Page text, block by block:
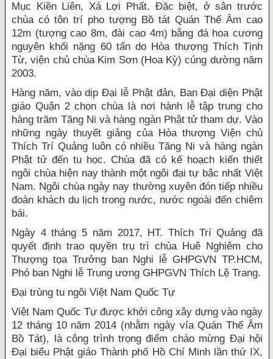
Mục Kiền Liên, Xá Lợi Phất. Đặc biệt, ở sân trước
chùa có tôn trí pho tượng Bồ tát Quán Thế Âm cao
12m (tượng cao 8m, đài cao 4m) bằng đá hoa cương
nguyên khối nặng 60 tấn do Hòa thượng Thích Tịnh
Từ, viện chủ chùa Kim Sơn (Hoa Kỳ) cúng dường năm
2003.
Hàng năm, vào dịp Đại lễ Phật đản, Ban Đại diện Phật
giáo Quận 2 chọn chùa là nơi hành lễ tập trung cho
hàng trăm Tăng Ni và hàng ngàn Phật tử tham dự. Vào
những ngày thuyết giảng của Hòa thượng Viện chủ
Thích Trí Quảng luôn có nhiều Tăng Ni và hàng ngàn
Phật tử đến tu học. Chùa đã có kế hoạch kiến thiết
ngôi chùa hiện nay thành một ngôi đại tự bậc nhất Việt
Nam. Ngôi chùa ngày nay thường xuyên đón tiếp nhiều
đoàn khách du lịch trong nước, nước ngoài đến chiêm
bái.
Ngày 4 tháng 5 năm 2017, HT. Thích Trí Quảng đã
quyết định trao quyền trụ trì chùa Huê Nghiêm cho
Thượng tọa Trưởng ban Nghi lễ GHPGVN TP.HCM,
Phó ban Nghi lễ Trung ương GHPGVN Thích Lệ Trang.
Đại trùng tu ngôi Việt Nam Quốc Tự
Việt Nam Quốc Tự được khởi công xây dựng vào ngày
12 tháng 10 năm 2014 (nhằm ngày vía Quán Thế Âm
Bồ Tát), là công trình trọng điểm chào mừng Đại hội
Đại biểu Phật giáo Thành phố Hồ Chí Minh lần thứ IX,